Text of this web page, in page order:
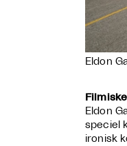
Eldon
Eldon
speciel
ironisk